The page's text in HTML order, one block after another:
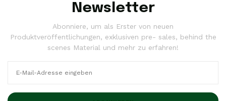
Newsletter
Abonniere, um als Erster von neuen
Produktveröffentlichungen, exklusiven pre- sales, behind the
scenes Material und mehr zu erfahren!